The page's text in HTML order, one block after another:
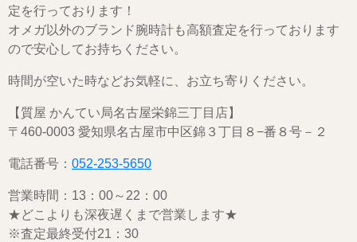
定を行っております！
オメガ以外のブランド腕時計も高額査定を行っております
ので安心してお持ちください。
時間が空いた時などお気軽に、お立ち寄りください。
【質屋 かんてい局名古屋栄錦三丁目店】
〒460-0003 愛知県名古屋市中区錦３丁目８−番８号－２
電話番号： 052-253-5650
営業時間：13：00～22：00
★どこよりも深夜遅くまで営業します★
※査定最終受付21：30